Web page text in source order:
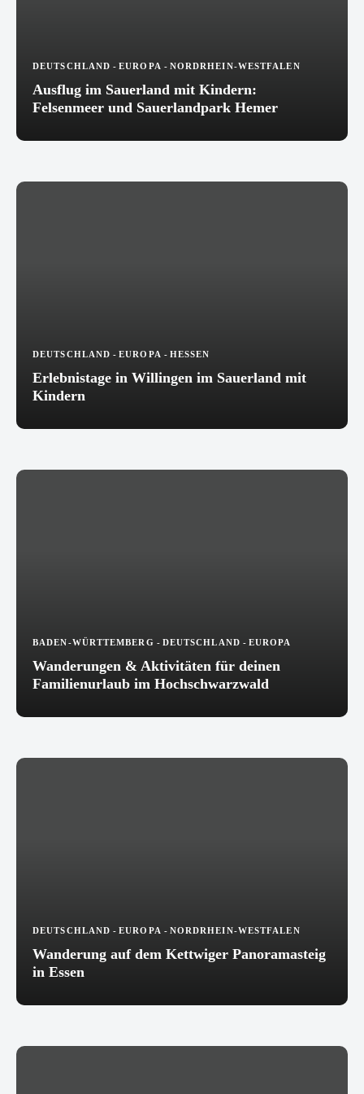
DEUTSCHLAND -EUROPA - NORDRHEIN-WESTFALEN
Ausflug im Sauerland mit Kindern:
Felsenmeer und Sauerlandpark Hemer
DEUTSCHLAND -EUROPA - HESSEN
Erlebnistage in Willingen im Sauerland mit
Kindern
BADEN-WÜRTTEMBERG - DEUTSCHLAND - EUROPA
Wanderungen & Aktivitäten für deinen
Familienurlaub im Hochschwarzwald
DEUTSCHLAND -EUROPA - NORDRHEIN-WESTFALEN
Wanderung auf dem Kettwiger Panoramasteig
in Essen